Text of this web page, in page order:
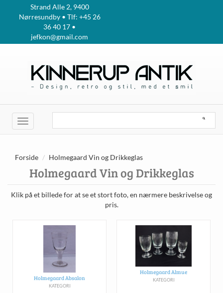
Strand Alle 2, 9400
Nørresundby • Tlf: +45 26
36 40 17 •
jefkon@gmail.com
Toggle
navigation
Forside Holmegaard Vin og Drikkeglas
Holmegaard Vin og Drikkeglas
Klik på et billede for at se et stort foto, en nærmere beskrivelse og
pris.
Holmegaard Absalon
KATEGORI
Holmegaard Almue
KATEGORI